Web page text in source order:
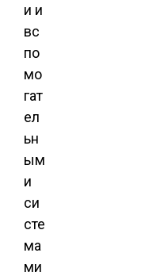
и и
вс
по
мо
гат
ел
ьн
ым
и
си
сте
ма
ми